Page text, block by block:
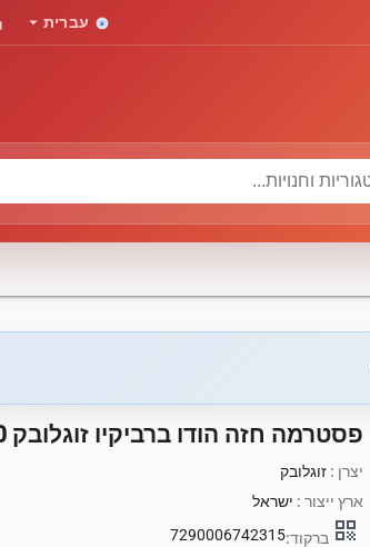
עברית arrow_drop_down
פסטרמה חזה הודו ברביקיו זוגלובק 330 גרם
יצרן :זוגלובק
ארץ ייצור : ישראל
qr_code ברקוד:7290006742315